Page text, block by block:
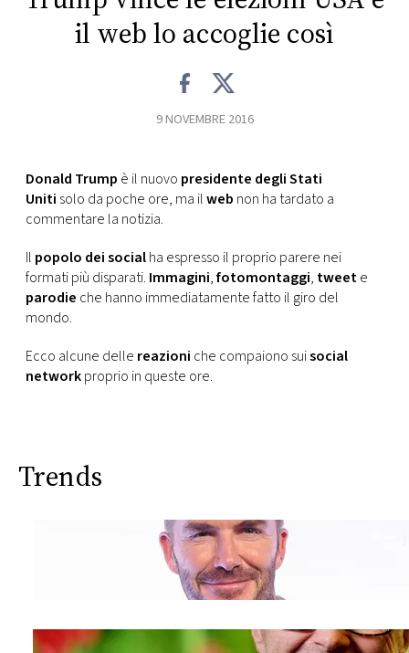
CONSIGLIA
il web lo accoglie così
9 NOVEMBRE 2016
Donald Trump è il nuovo presidente degli Stati
Uniti solo da poche ore, ma ilweb non ha tardato a
commentare la notizia.
Il popolo dei socialha espresso il proprio parere nei
formati più disparati. Immagini,fotomontaggi, tweete
parodie che hanno immediatamente fatto il giro del
mondo.
Ecco alcune delle reazioni che compaiono suisocial
networkproprio in queste ore.
Trends